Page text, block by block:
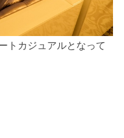
トカジュアルとなって